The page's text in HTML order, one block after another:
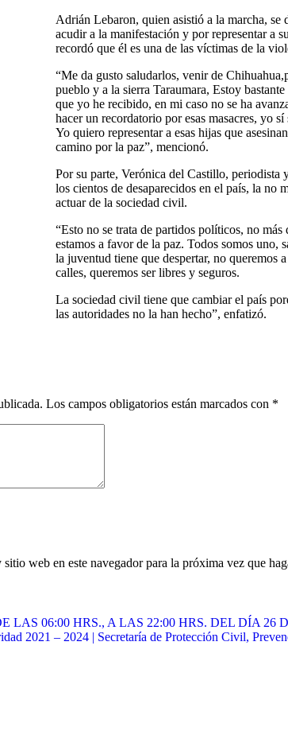
Adrián Lebaron, quien asistió a la marcha, se
acudir a la manifestación y por representar a
recordó que él es una de las víctimas de la
“Me da gusto saludarlos, venir de
pueblo y a la sierra Taraumara, Estoy
que yo he recibido, en mi caso no se ha
hacer un recordatorio por esas masacres, yo
Yo quiero representar a esas hijas que
camino por la paz”, mencionó.
Por su parte, Verónica del Castillo, periodista
los cientos de desaparecidos en el país, la no
actuar de la sociedad civil.
“Esto no se trata de partidos políticos, no más
estamos a favor de la paz. Todos somos uno,
la juventud tiene que despertar, no queremos
calles, queremos ser libres y seguros.
La sociedad civil tiene que cambiar el país
las autoridades no la han hecho”, enfatizó.
Los campos obligatorios están marcados con *
web en este navegador para la próxima vez que
LAS 06:00 HRS., A LAS 22:00 HRS. DEL DÍA 26
2021 – 2024 | Secretaría de Protección Civil,